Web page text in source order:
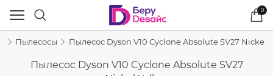
0
Пылесосы Пылесос Dyson V10 Cyclone Absolute SV27 Nickel
Пылесос Dyson V10 Cyclone Absolute SV27